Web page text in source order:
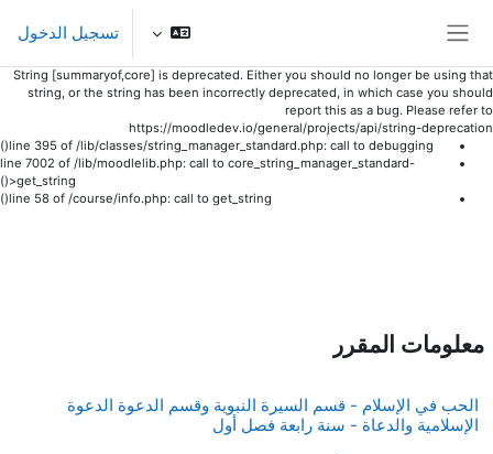
String [summaryof,core] is deprecated. Either you should no longer be using that
string, or the string has been incorrectly deprecated, in which case you should
report this as a bug. Please refer to
https://moodledev.io/general/projects/api/string-deprecation
line 395 of /lib/classes/string_manager_standard.php: call to debugging()
line 7002 of /lib/moodlelib.php: call to core_string_manager_standard-
>get_string()
line 58 of /course/info.php: call to get_string()
تسجيل الدخول
معلومات المقرر
الحب في الإسلام - قسم السيرة النبوية وقسم الدعوة الدعوة
الإسلامية والدعاة - سنة رابعة فصل أول